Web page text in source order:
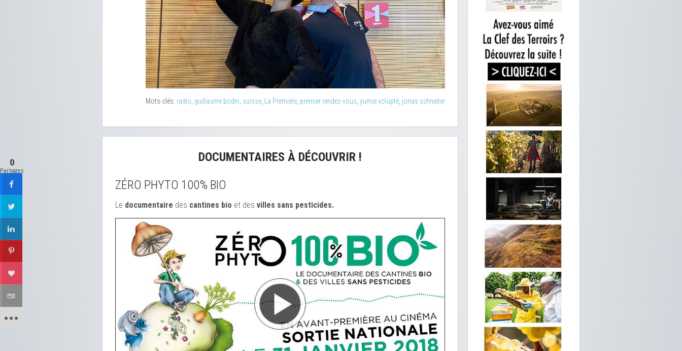
Mots-clés: radio guillaume bodin suisse La Première premier rendez-vous yumie volupté jonas schneiter
DOCUMENTAIRES À DÉCOUVRIR !
ZÉRO PHYTO 100% BIO
Le documentaire des cantines bio et des villes sans pesticides.
0
Partages